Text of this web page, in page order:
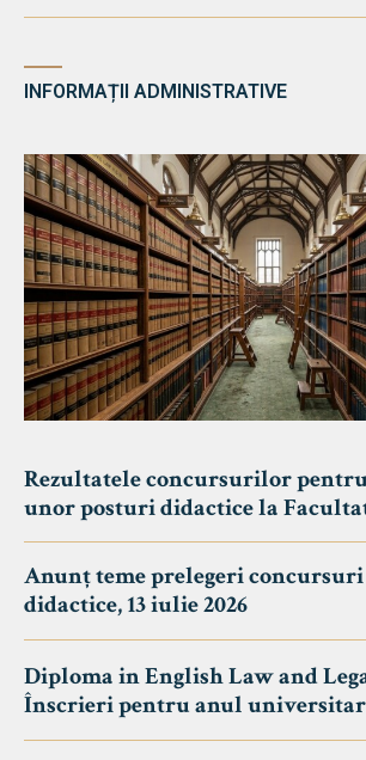
INFORMAȚII ADMINISTRATIVE
Rezultatele concursurilor
unor posturi didactice la
Anunț teme prelegeri
didactice, 13 iulie 2026
Diploma in English Law and
Înscrieri pentru anul universitar